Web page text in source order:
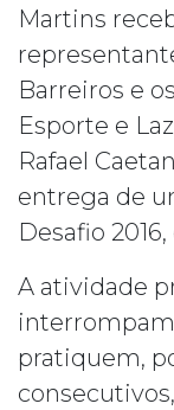
Martins
Barreiros e
Esporte e
Rafael
entrega de
Desafio
A atividade
pratiquem,